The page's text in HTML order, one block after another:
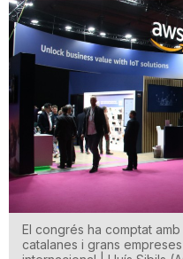
El congrés ha comptat
catalanes i grans